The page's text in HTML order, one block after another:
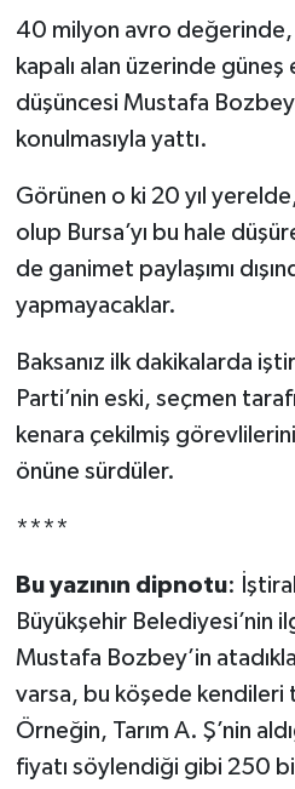
40 milyon avro
kapalı alan üzerinde
düşüncesi Mustafa
konulmasıyla yattı.
Görünen o ki 20 yıl
olup Bursa’yı bu hale
de ganimet paylaşımı
yapmayacaklar.
Baksanız ilk dakikalarda
Parti’nin eski, seçmen
kenara çekilmiş
önüne sürdüler.
****
Bu yazının dipnotu:
Büyükşehir Belediyesi’nin
Mustafa Bozbey’in
varsa, bu köşede kendileri
Örneğin, Tarım A. Ş’nin
fiyatı söylendiği gibi 250